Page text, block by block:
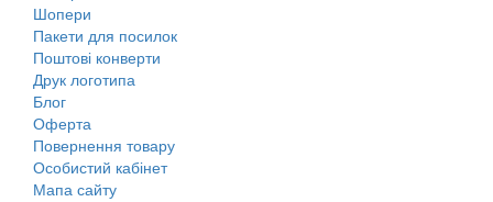
Шопери
Пакети для посилок
Поштові конверти
Друк логотипа
Блог
Оферта
Повернення товару
Особистий кабінет
Мапа сайту